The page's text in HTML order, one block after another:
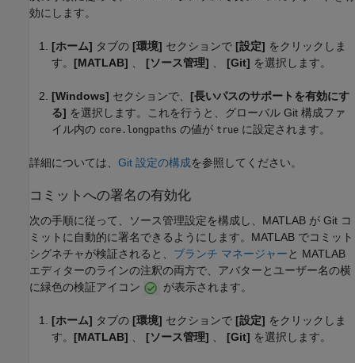
効にします。
[ホーム] タブの [環境] セクションで [設定] をクリックしま
す。 [MATLAB] 、 [ソース管理] 、 [Git] を選択します。
[Windows] セクションで、 [長いパスのサポートを有効にす
る] を選択します。これを行うと、グローバル Git 構成ファ
イル内の core.longpaths の値が true に設定されます。
詳細については、 Git 設定の構成を参照してください。
コミットへの署名の有効化
次の手順に従って、ソース管理設定を構成し、MATLAB が Git コ
ミットに自動的に署名できるようにします。MATLAB でコミット
シグネチャが検証されると、 ブランチ マネージャーと MATLAB
エディターのラインの注釈の両方で、アバターとユーザー名の横
に緑色の検証アイコン
が表示されます。
[ホーム] タブの [環境] セクションで [設定] をクリックしま
す。 [MATLAB] [ソース管理] [Git] を選択します。